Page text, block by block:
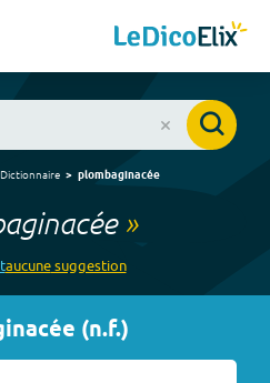
Dictionnaire plombaginacée
»
aucunesuggestion
(n.f.)